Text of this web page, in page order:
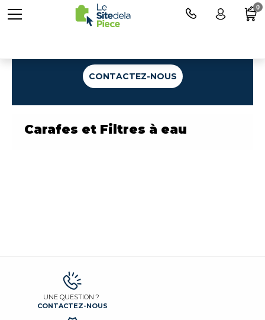
CONTACTEZ-NOUS
Carafes et Filtres à eau
UNE QUESTION ?
CONTACTEZ-NOUS
0